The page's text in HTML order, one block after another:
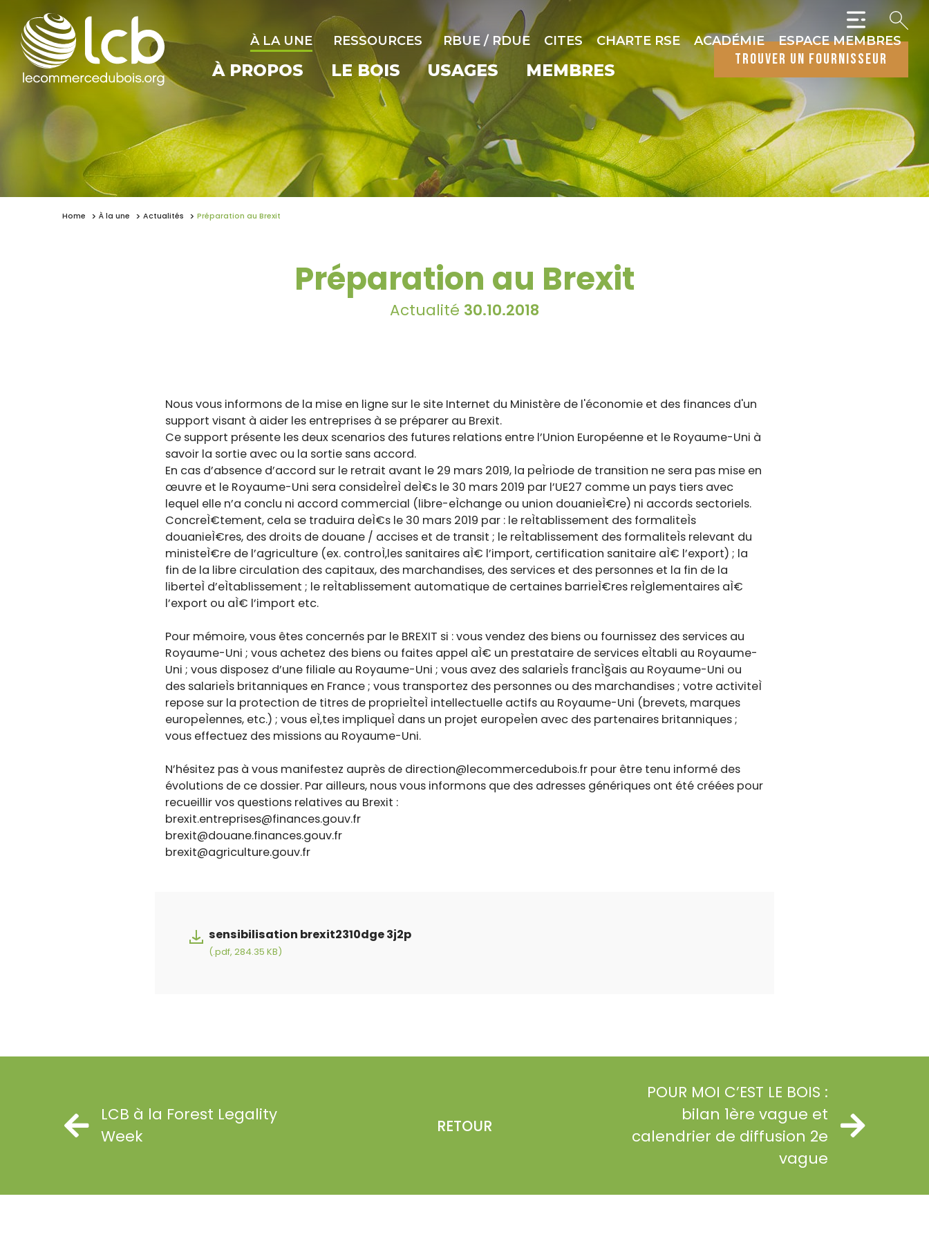
À LA UNE RESSOURCES RBUE / RDUE CITES CHARTE RSE ACADÉMIE ESPACE MEMBRES
À PROPOS LE BOIS USAGES MEMBRES
trouver un fournisseur
Home À la une Actualités Préparation au Brexit
Préparation au Brexit
Actualité 30.10.2018
Nous vous informons de la mise en ligne sur le site Internet du Ministère de l'économie et des finances d'un
support visant à aider les entreprises à se préparer au Brexit.
Ce support présente les deux scenarios des futures relations entre l’Union Européenne et le Royaume-Uni à
savoir la sortie avec ou la sortie sans accord.
En cas d’absence d’accord sur le retrait avant le 29 mars 2019, la peÌriode de transition ne sera pas mise en
œuvre et le Royaume-Uni sera consideÌreÌ deÌ€s le 30 mars 2019 par l’UE27 comme un pays tiers avec
lequel elle n’a conclu ni accord commercial (libre-eÌchange ou union douanieÌ€re) ni accords sectoriels.
ConcreÌ€tement, cela se traduira deÌ€s le 30 mars 2019 par : le reÌtablissement des formaliteÌs
douanieÌ€res, des droits de douane / accises et de transit ; le reÌtablissement des formaliteÌs relevant du
ministeÌ€re de l’agriculture (ex. controÌ‚les sanitaires aÌ€ l’import, certification sanitaire aÌ€ l’export) ; la
fin de la libre circulation des capitaux, des marchandises, des services et des personnes et la fin de la
liberteÌ d’eÌtablissement ; le reÌtablissement automatique de certaines barrieÌ€res reÌglementaires aÌ€
l’export ou aÌ€ l’import etc.
Pour mémoire, vous êtes concernés par le BREXIT si : vous vendez des biens ou fournissez des services au
Royaume-Uni ; vous achetez des biens ou faites appel aÌ€ un prestataire de services eÌtabli au Royaume-
Uni ; vous disposez d’une filiale au Royaume-Uni ; vous avez des salarieÌs francÌ§ais au Royaume-Uni ou
des salarieÌs britanniques en France ; vous transportez des personnes ou des marchandises ; votre activiteÌ
repose sur la protection de titres de proprieÌteÌ intellectuelle actifs au Royaume-Uni (brevets, marques
europeÌennes, etc.) ; vous eÌ‚tes impliqueÌ dans un projet europeÌen avec des partenaires britanniques ;
vous effectuez des missions au Royaume-Uni.
N’hésitez pas à vous manifestez auprès de direction@lecommercedubois.fr pour être tenu informé des
évolutions de ce dossier. Par ailleurs, nous vous informons que des adresses génériques ont été créées pour
recueillir vos questions relatives au Brexit :
brexit.entreprises@finances.gouv.fr
brexit@douane.finances.gouv.fr
brexit@agriculture.gouv.fr
sensibilisation brexit2310dge 3j2p
(.pdf, 284.35 KB)
LCB à la Forest Legality
Week
RETOUR
POUR MOI C’EST LE BOIS :
bilan 1ère vague et
calendrier de diffusion 2e
vague